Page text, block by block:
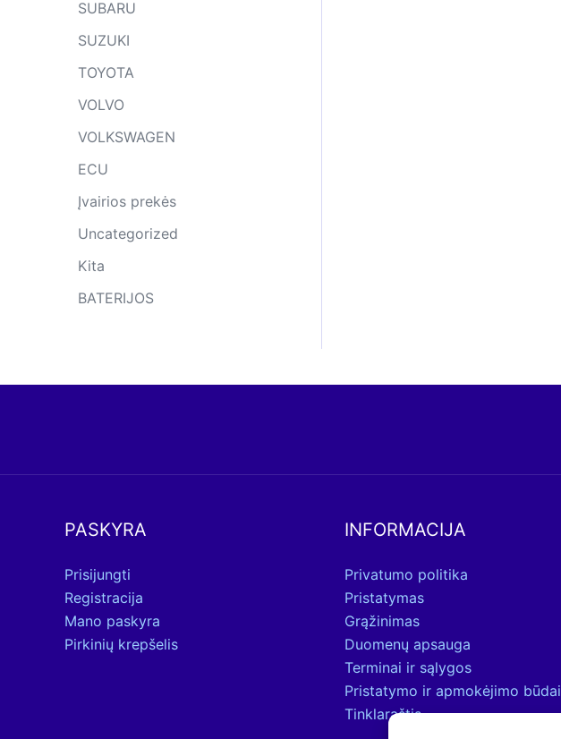
SUBARU
SUZUKI
TOYOTA
VOLVO
VOLKSWAGEN
ECU
Įvairios prekės
Uncategorized
Kita
BATERIJOS
PASKYRA
Prisijungti
Registracija
Mano paskyra
Pirkinių krepšelis
INFORMACIJA
Privatumo politika
Pristatymas
Grąžinimas
Duomenų apsauga
Terminai ir sąlygos
Pristatymo ir apmokėjimo būdai
Tinklaraštis